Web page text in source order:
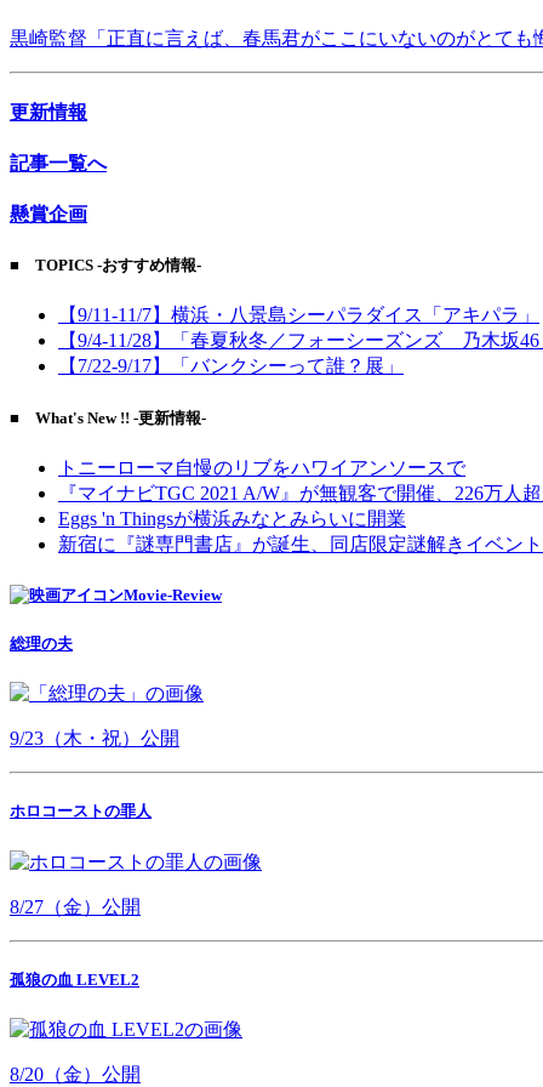
黒崎監督「正直に言えば、春馬君がここにいないのがとても
更新情報
記事一覧へ
懸賞企画
■ TOPICS -おすすめ情報-
【9/11-11/7】横浜・八景島シーパラダイス「アキパラ」
【9/4-11/28】「春夏秋冬／フォーシーズンズ 乃木坂46
【7/22-9/17】「バンクシーって誰？展」
■ What's New !! -更新情報-
トニーローマ自慢のリブをハワイアンソースで
『マイナビTGC 2021 A/W』が無観客で開催、226万人
Eggs 'n Thingsが横浜みなとみらいに開業
新宿に『謎専門書店』が誕生、同店限定謎解きイベン
Movie-Review
総理の夫
9/23（木・祝）公開
ホロコーストの罪人
8/27（金）公開
孤狼の血 LEVEL2
8/20（金）公開